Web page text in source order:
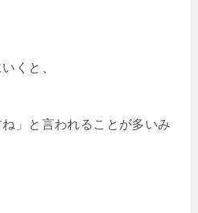
くと、
ね」と言われることが多いみ